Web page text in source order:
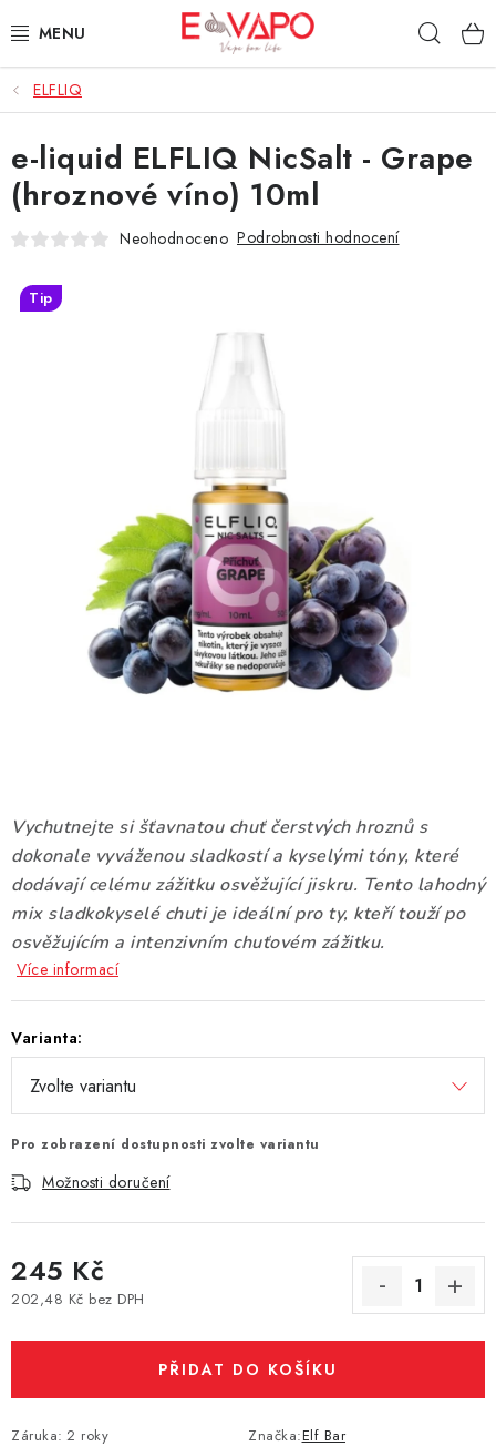
na
3D TISK
TIPY ZA DOBROU CENU
AROMATA A PŘÍCHUTĚ
ATOMIZÉRY A CARTRIDGE
BATERIE A NABÍJEČKY
NIKOTINOVÝ FILM
PŘÍSLUŠENSTVÍ
ZNAČKY
Kontakty
Prodejny Volná místa
ELFLIQ
Vychutnejte si šťavnatou chuť čerstvých hroznů s
dokonale vyváženou sladkostí a kyselými tóny, které
dodávají celému zážitku osvěžující jiskru. Tento lahodný
mix sladkokyselé chuti je ideální pro ty, kteří touží po
osvěžujícím a intenzivním chuťovém zážitku.
Více informací
Varianta:
Pro zobrazení dostupnosti zvolte variantu
Možnosti doručení
245 Kč
202,48 Kč bez DPH
PŘIDAT DO KOŠÍKU
Záruka: 2 roky Značka:Elf Bar
e-liquid ELFLIQ NicSalt - Grape
(hroznové víno) 10ml
Neohodnoceno Podrobnosti hodnocení
Tip